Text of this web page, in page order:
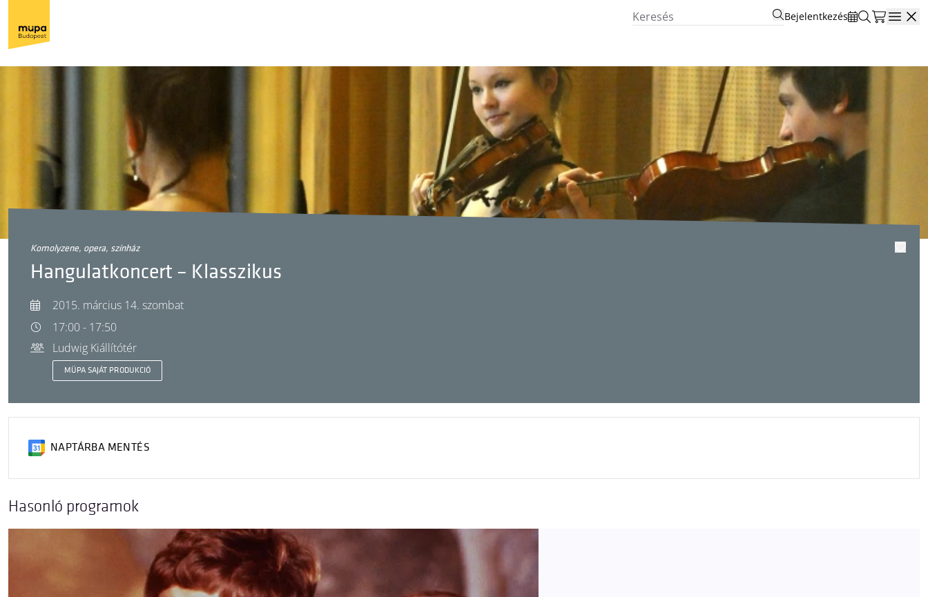
Bejelentkezés
komolyzene, opera, színház
Hangulatkoncert – Klasszikus
2015. március 14. szombat
17:00 - 17:50
Ludwig Kiállítótér
MÜPA SAJÁT PRODUKCIÓ
NAPTÁRBA MENTÉS
Hasonló programok